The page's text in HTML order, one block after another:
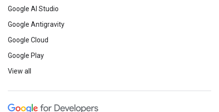
Google AI Studio
Google Antigravity
Google Cloud
Google Play
View all